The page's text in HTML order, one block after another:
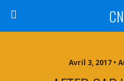
Avril 3, 2017 •